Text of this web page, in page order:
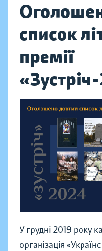
список
премії
У грудні 2019 року
організація